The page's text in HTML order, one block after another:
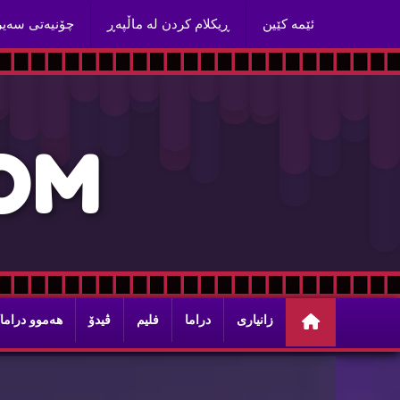
ئێمه‌ كێین ڕیكلام كردن له‌ ماڵپه‌ڕ چۆنیه‌تی
M
زانیاری دراما فلیم ڤیدۆ هه‌موو